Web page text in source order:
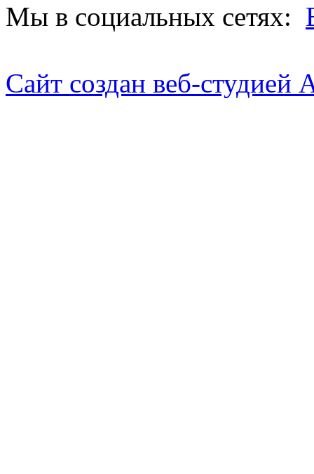
Мы в социальных сетях:
Сайт создан веб-студией